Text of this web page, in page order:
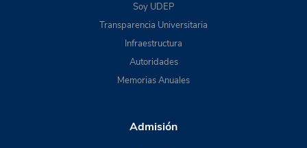
Soy UDEP
Transparencia Universitaria
Infraestructura
Autoridades
Memorias Anuales
Admisión